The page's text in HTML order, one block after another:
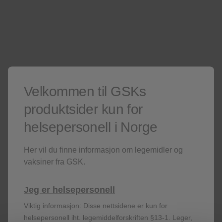
Registrer deg!
Få siste nytt om våre produkter og terapiområder,
Velkommen til GSKs
produktsider kun for
helsepersonell i Norge
Her vil du finne informasjon om legemidler og
vaksiner fra GSK.
Jeg er helsepersonell
Viktig informasjon: Disse nettsidene er kun for
helsepersonell iht. legemiddelforskriften §13-1. Leger,